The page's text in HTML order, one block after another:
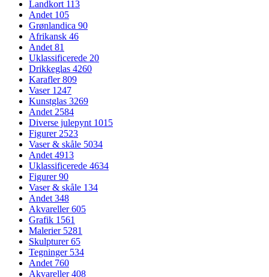
Landkort 113
Andet 105
Grønlandica 90
Afrikansk 46
Andet 81
Uklassificerede 20
Drikkeglas 4260
Karafler809
Vaser 1247
Kunstglas 3269
Andet 2584
Diverse julepynt 1015
Figurer 2523
Vaser & skåle 5034
Andet 4913
Uklassificerede 4634
Figurer90
Vaser & skåle 134
Andet 348
Akvareller605
Grafik 1561
Malerier 5281
Skulpturer65
Tegninger 534
Andet 760
Akvareller408